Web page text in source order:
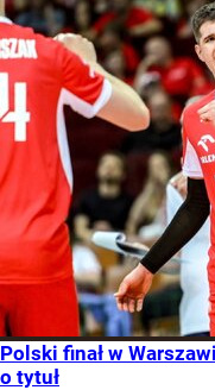
Polski finał w
o tytuł